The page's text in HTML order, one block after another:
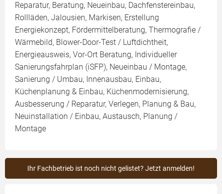
Reparatur, Beratung, Neueinbau, Dachfenstereinbau,
Rollläden, Jalousien, Markisen, Erstellung
Energiekonzept, Fördermittelberatung, Thermografie /
Wärmebild, Blower-Door-Test / Luftdichtheit,
Energieausweis, Vor-Ort Beratung, Individueller
Sanierungsfahrplan (iSFP), Neueinbau / Montage,
Sanierung / Umbau, Innenausbau, Einbau,
Küchenplanung & Einbau, Küchenmodernisierung,
Ausbesserung / Reparatur, Verlegen, Planung & Bau,
Neuinstallation / Einbau, Austausch, Planung /
Montage
Ihr Fachbetrieb ist noch nicht gelistet? Jetzt anmelden!